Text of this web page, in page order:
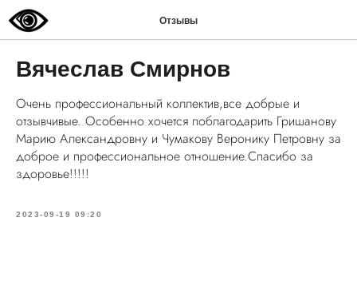
Отзывы
Вячеслав Смирнов
Очень профессиональный коллектив,все добрые и
отзывчивые. Особенно хочется поблагодарить Гришанову
Марию Александровну и Чумакову Веронику Петровну за
доброе и профессиональное отношение.Спасибо за
здоровье!!!!!
2023-09-19 09:20